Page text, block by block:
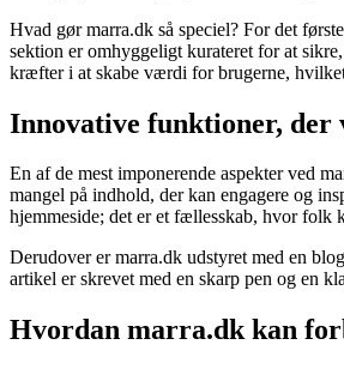
Hvad gør marra.dk så speciel? For det
sektion er omhyggeligt kurateret for at
kræfter i at skabe værdi for brugerne,
Innovative funktioner, der
En af de mest imponerende aspekter ved
mangel på indhold, der kan engagere og
hjemmeside; det er et fællesskab, hvor folk
Derudover er marra.dk udstyret med en
artikel er skrevet med en skarp pen og en
Hvordan marra.dk kan